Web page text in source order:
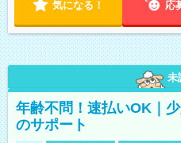
気になる！ 応
未
年齢不問！速払いOK｜
のサポート